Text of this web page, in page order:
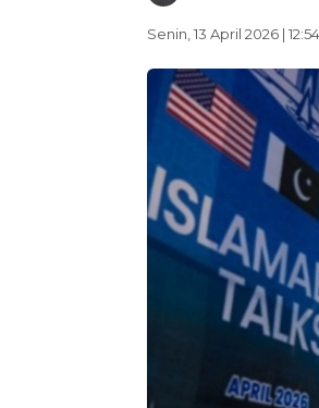
Senin, 13 April 2026 |